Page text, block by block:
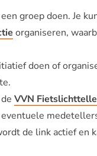
groep doen. Je
organiseren,
doen of
VVN
de link actief en